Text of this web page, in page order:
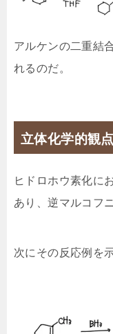
アルケンの二重結
れるのだ。
立体化学的観
ヒドロホウ素化に
あり、逆マルコフ
次にその反応例を